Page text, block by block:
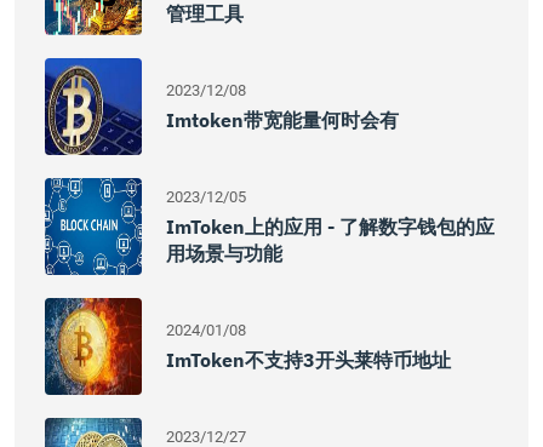
管理工具
2023/12/08
Imtoken带宽能量何时会有
2023/12/05
ImToken上的应用 - 了解数字钱包的应
用场景与功能
2024/01/08
ImToken不支持3开头莱特币地址
2023/12/27